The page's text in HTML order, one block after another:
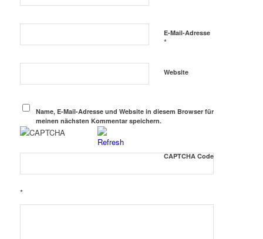
E-Mail-Adresse
*
Website
Name, E-Mail-Adresse und Website in diesem Browser für
meinen nächsten Kommentar speichern.
CAPTCHA Code
*